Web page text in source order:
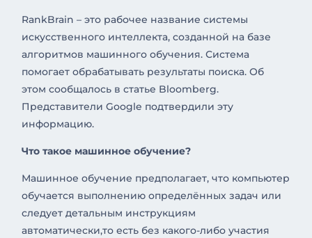
RankBrain – это рабочее название системы
искусственного интеллекта, созданной на базе
алгоритмов машинного обучения. Система
помогает обрабатывать результаты поиска. Об
этом сообщалось в статье Bloomberg.
Представители Google подтвердили эту
информацию.
Что такое машинное обучение?
Машинное обучение предполагает, что компьютер
обучается выполнению определённых задач или
следует детальным инструкциям
автоматически,то есть без какого-либо участия